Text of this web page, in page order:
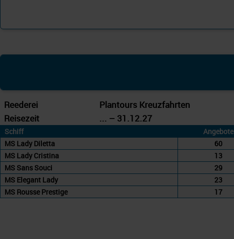
Reederei
Plantours Kreuzfahrten
Reisezeit
... – 31.12.27
Schiff Angebote
MS Lady Diletta
60
MS Lady Cristina
13
MS Sans Souci
29
MS Elegant Lady
23
MS Rousse Prestige
17